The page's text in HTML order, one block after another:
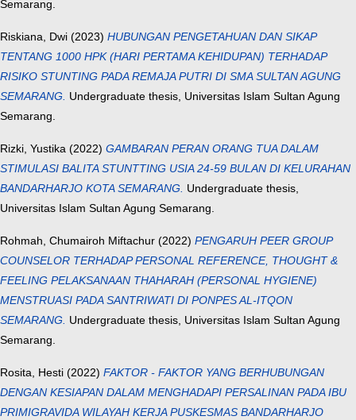
Semarang.
Riskiana, Dwi (2023) HUBUNGAN PENGETAHUAN DAN SIKAP
TENTANG 1000 HPK (HARI PERTAMA KEHIDUPAN) TERHADAP
RISIKO STUNTING PADA REMAJA PUTRI DI SMA SULTAN AGUNG
SEMARANG. Undergraduate thesis, Universitas Islam Sultan Agung
Semarang.
Rizki, Yustika (2022) GAMBARAN PERAN ORANG TUA DALAM
STIMULASI BALITA STUNTTING USIA 24-59 BULAN DI KELURAHAN
BANDARHARJO KOTA SEMARANG. Undergraduate thesis,
Universitas Islam Sultan Agung Semarang.
Rohmah, Chumairoh Miftachur (2022) PENGARUH PEER GROUP
COUNSELOR TERHADAP PERSONAL REFERENCE, THOUGHT &
FEELING PELAKSANAAN THAHARAH (PERSONAL HYGIENE)
MENSTRUASI PADA SANTRIWATI DI PONPES AL-ITQON
SEMARANG. Undergraduate thesis, Universitas Islam Sultan Agung
Semarang.
Rosita, Hesti (2022) FAKTOR - FAKTOR YANG BERHUBUNGAN
DENGAN KESIAPAN DALAM MENGHADAPI PERSALINAN PADA IBU
PRIMIGRAVIDA WILAYAH KERJA PUSKESMAS BANDARHARJO